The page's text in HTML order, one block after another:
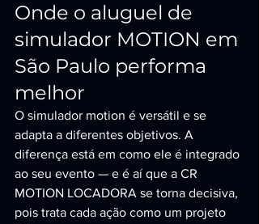
Onde o aluguel de
simulador MOTION em
São Paulo performa
melhor
O simulador motion é versátil e se
adapta a diferentes objetivos. A
diferença está em como ele é integrado
ao seu evento — e é aí que a CR
MOTION LOCADORA se torna decisiva,
pois trata cada ação como um projeto